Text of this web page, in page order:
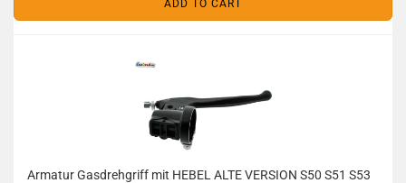
ADD TO CART
Armatur Gasdrehgriff mit HEBEL ALTE VERSION S50 S51 S53